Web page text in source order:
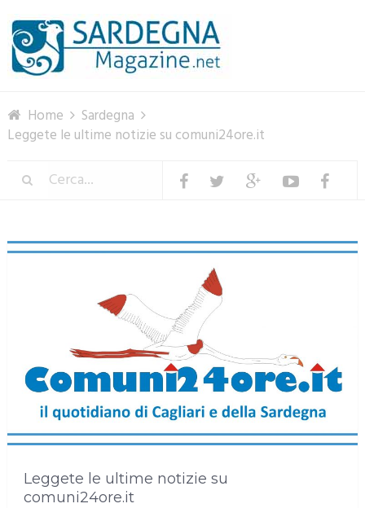
Home
Sardegna
Leggete le ultime notizie su comuni24ore.it
Leggete le ultime notizie su
comuni24ore.it